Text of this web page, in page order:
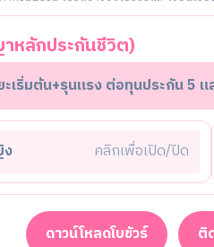
หลักประกันชีวิต)
ะเริ่มต้น+รุนแรง ต่อทุนประกัน 5
คลิกเพื่อเปิด/ปิด
ดาวน์โหลดโบชัวร์ ติ